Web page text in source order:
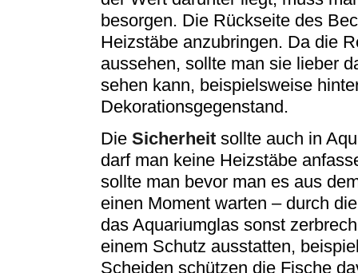
besorgen. Die Rückseite des
Heizstäbe anzubringen. Da die
aussehen, sollte man sie lieber
sehen kann, beispielsweise
Dekorationsgegenstand.
Die Sicherheit sollte auch in
darf man keine Heizstäbe
sollte man bevor man es aus
einen Moment warten – durch
das Aquariumglas sonst
einem Schutz ausstatten,
Scheiden schützen die Fische